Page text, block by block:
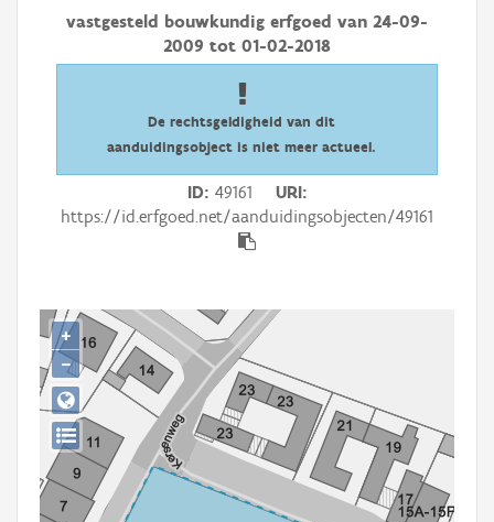
Aanduidingsobject
Waarneming
Persoon of collectief
Aanmelden
vastgesteld bouwkundig erfgoed van 24-09-
2009 tot 01-02-2018
De rechtsgeldigheid van dit
aanduidingsobject is niet meer actueel.
ID 49161
URI
https://id.erfgoed.net/aanduidingsobjecten/49161
+
−